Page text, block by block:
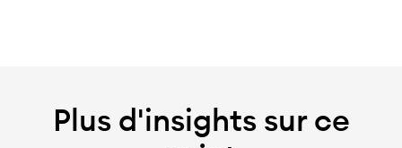
Plus d'insights sur ce